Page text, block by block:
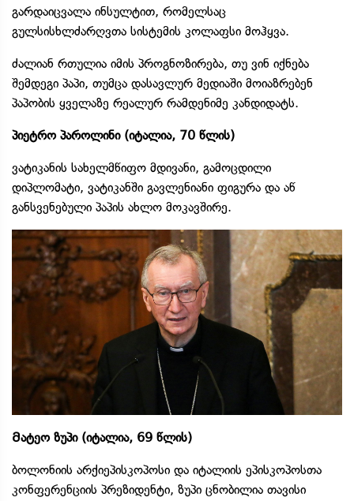
გარდაიცვალა ინსულტით, რომელსაც
გულსისხლძარღვთა სისტემის კოლაფსი მოჰყვა.
ძალიან რთულია იმის პროგნოზირება, თუ ვინ იქნება
შემდეგი პაპი, თუმცა დასავლურ მედიაში მოიაზრებენ
პაპობის ყველაზე რეალურ რამდენიმე კანდიდატს.
პიეტრო პაროლინი (იტალია, 70 წლის)
ვატიკანის სახელმწიფო მდივანი, გამოცდილი
დიპლომატი, ვატიკანში გავლენიანი ფიგურა და აწ
განსვენებული პაპის ახლო მოკავშირე.
Მატეო ზუპი (იტალია, 69 წლის)
ბოლონიის არქიეპისკოპოსი და იტალიის ეპისკოპოსთა
კონფერენციის პრეზიდენტი, ზუპი ცნობილია თავისი